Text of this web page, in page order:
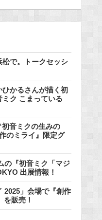
松で。トークセッシ
かるさんが描く初
ク こまっている
初音ミクの生みの
のミライ』限定グ
の『初音ミク「マジ
出展情報！
2025」会場で『創作
販売！